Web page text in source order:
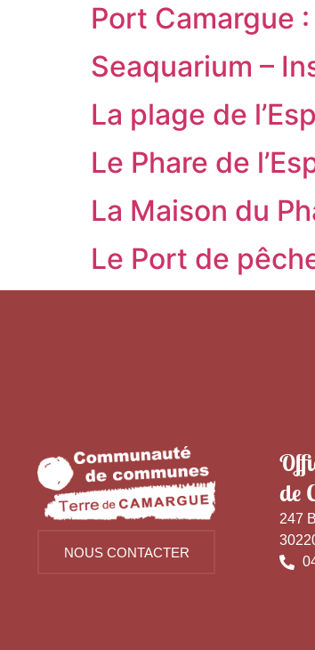
Port Camargue
Seaquarium –
La plage de
Le Phare de
La Maison du
Le Port de
NOUS CONTACTER
de
247